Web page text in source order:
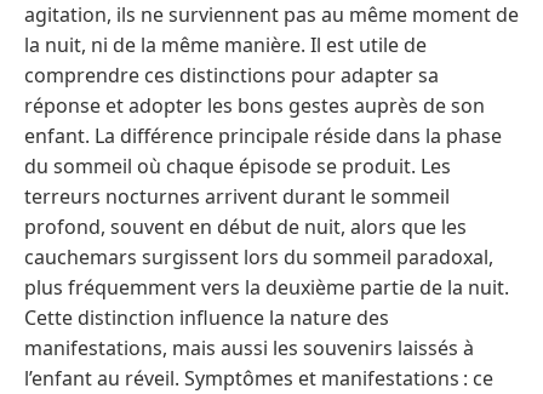
agitation, ils ne surviennent pas au même moment de
la nuit, ni de la même manière. Il est utile de
comprendre ces distinctions pour adapter sa
réponse et adopter les bons gestes auprès de son
enfant. La différence principale réside dans la phase
du sommeil où chaque épisode se produit. Les
terreurs nocturnes arrivent durant le sommeil
profond, souvent en début de nuit, alors que les
cauchemars surgissent lors du sommeil paradoxal,
plus fréquemment vers la deuxième partie de la nuit.
Cette distinction influence la nature des
manifestations, mais aussi les souvenirs laissés à
l’enfant au réveil. Symptômes et manifestations : ce